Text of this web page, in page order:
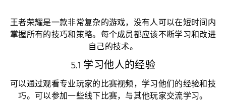
王者荣耀是一款非常复杂的游戏，没有人可以在短时间内
掌握所有的技巧和策略。每个成员都应该不断学习和改进
自己的技术。
5.1 学习他人的经验
可以通过观看专业玩家的比赛视频，学习他们的经验和技
巧。可以参加一些线下比赛，与其他玩家交流学习。